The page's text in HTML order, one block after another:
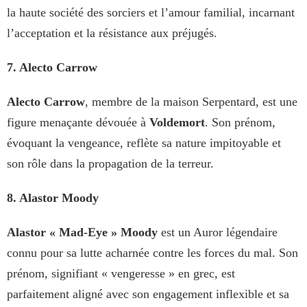
la haute société des sorciers et l’amour familial, incarnant
l’acceptation et la résistance aux préjugés.
7. Alecto Carrow
Alecto Carrow, membre de la maison Serpentard, est une
figure menaçante dévouée à Voldemort. Son prénom,
évoquant la vengeance, reflète sa nature impitoyable et
son rôle dans la propagation de la terreur.
8. Alastor Moody
Alastor « Mad-Eye » Moody est un Auror légendaire
connu pour sa lutte acharnée contre les forces du mal. Son
prénom, signifiant « vengeresse » en grec, est
parfaitement aligné avec son engagement inflexible et sa